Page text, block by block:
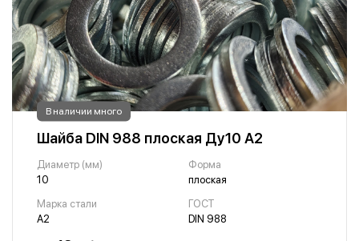
В наличии много
Шайба DIN 988 плоская Ду10 А2
Диаметр (мм)
10
Форма
плоская
Марка стали
А2
ГОСТ
DIN 988